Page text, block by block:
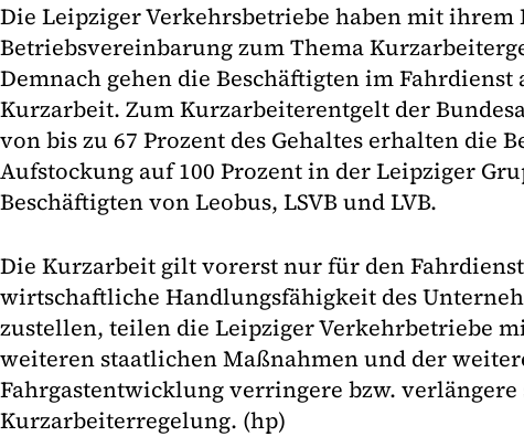
Die Leipziger Verkehrsbetriebe haben mit ihrem
Betriebsvereinbarung zum Thema
Demnach gehen die Beschäftigten im Fahrdienst
Kurzarbeit. Zum Kurzarbeiterentgelt der
von bis zu 67 Prozent des Gehaltes erhalten die
Aufstockung auf 100 Prozent in der Leipziger
Beschäftigten von Leobus, LSVB und LVB.
Die Kurzarbeit gilt vorerst nur für den
wirtschaftliche Handlungsfähigkeit des
zustellen, teilen die Leipziger Verkehrbetriebe
weiteren staatlichen Maßnahmen und der
Fahrgastentwicklung verringere bzw. verlängere
Kurzarbeiterregelung. (hp)